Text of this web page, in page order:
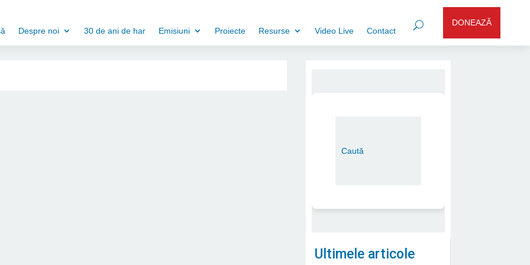
Despre noi 30 de ani de har Emisiuni Proiecte Resurse Video Live Contact
DONEAZĂ
Ultimele articole